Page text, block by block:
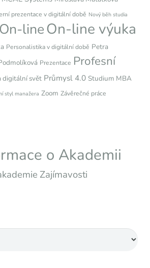
prezentace v digitální době Nový běh studia
On-lineOn-line výuka
Personalistika v digitální době Petra
Prezentace Profesní
digitální svět Průmysl 4.0 Studium MBA
styl manažera Zoom Závěrečné práce
o Akademii
Zajímavosti